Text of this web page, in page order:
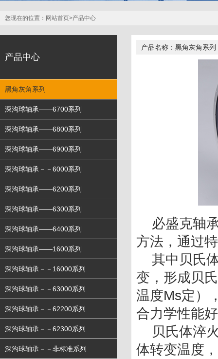
您现在的位置： 网站首页>产品中心
产品中心
黑角灰角系列
深沟球轴承——6700系列
深沟球轴承——6800系列
深沟球轴承——6900系列
深沟球轴承－－6000系列
深沟球轴承——6200系列
深沟球轴承——6300系列
深沟球轴承——6400系列
深沟球轴承——1600系列
深沟球轴承－－16000系列
深沟球轴承－－63000系列
深沟球轴承－－62200系列
深沟球轴承－－62300系列
深沟球轴承－－非标准系列
产品名称：黑角灰角系列
方法，通过
变，形成贝
温度Ms定）
合力学性能
体转变温度